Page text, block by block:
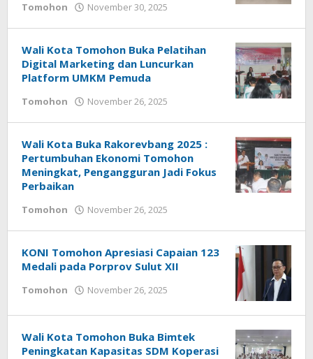
Tomohon November 30, 2025
Wali Kota Tomohon Buka Pelatihan
Digital Marketing dan Luncurkan
Platform UMKM Pemuda
Tomohon November 26, 2025
Wali Kota Buka Rakorevbang 2025 :
Pertumbuhan Ekonomi Tomohon
Meningkat, Pengangguran Jadi Fokus
Perbaikan
Tomohon November 26, 2025
KONI Tomohon Apresiasi Capaian 123
Medali pada Porprov Sulut XII
Tomohon November 26, 2025
Rotikan
Wali Kota Tomohon Buka Bimtek
Peningkatan Kapasitas SDM Koperasi